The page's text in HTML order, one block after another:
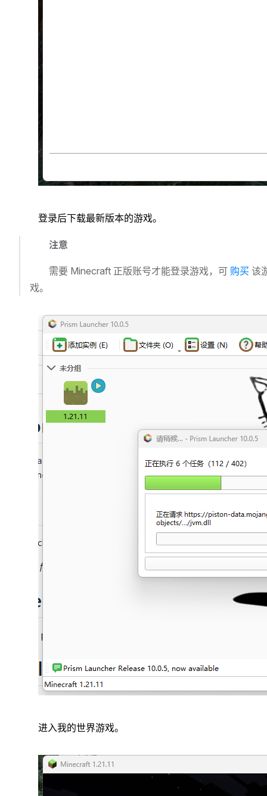
登录后下载最新版本的游戏。
注意
需要 Minecraft 正版账号才能登录游戏，可 购买 该
戏。
进入我的世界游戏。